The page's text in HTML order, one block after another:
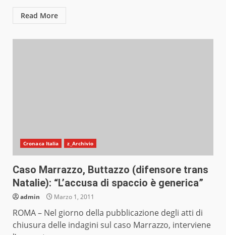
Read More
Cronaca Italia z_Archivio
Caso Marrazzo, Buttazzo (difensore trans
Natalie): “L’accusa di spaccio è generica”
admin Marzo 1, 2011
ROMA – Nel giorno della pubblicazione degli atti di
chiusura delle indagini sul caso Marrazzo, interviene